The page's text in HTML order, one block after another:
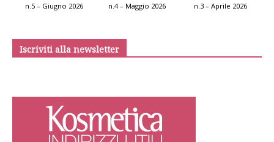
n.5 – Giugno 2026 n.4 – Maggio 2026 n.3 – Aprile 2026
Iscriviti alla newsletter